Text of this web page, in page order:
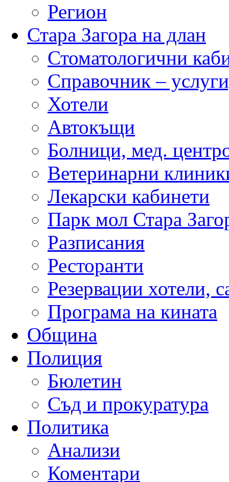
Регион
Стара Загора на длан
Стоматологични
Справочник –
Хотели
Автокъщи
Болници, мед.
Ветеринарни
Лекарски кабинети
Парк мол Стара
Разписания
Ресторанти
Резервации хотели,
Програма на кината
Община
Полиция
Бюлетин
Съд и прокуратура
Политика
Анализи
Коментари